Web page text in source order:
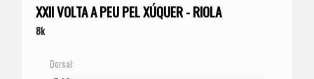
XXII VOLTA A PEU PEL XÚQUER - RIOLA
8k
Dorsal: